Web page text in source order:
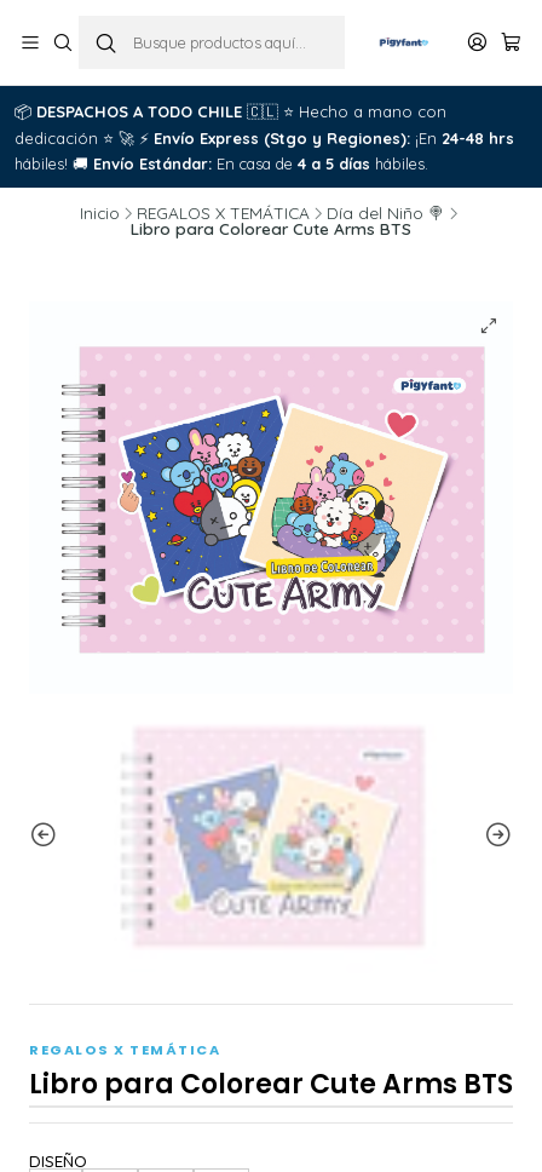
📦 DESPACHOS A TODO CHILE 🇨🇱 ⭐ Hecho a mano con
dedicación ⭐ 🚀 ⚡ Envío Express (Stgo y Regiones): ¡En 24-48 hrs
hábiles! 🚚 Envío Estándar: En casa de 4 a 5 días hábiles.
Inicio REGALOS X TEMÁTICA Día del Niño 🍭
Libro para Colorear Cute Arms BTS
REGALOS X TEMÁTICA
Libro para Colorear Cute Arms BTS
DISEÑO